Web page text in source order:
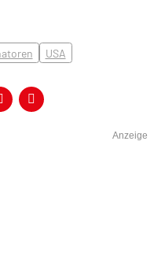
USA
Anzeige